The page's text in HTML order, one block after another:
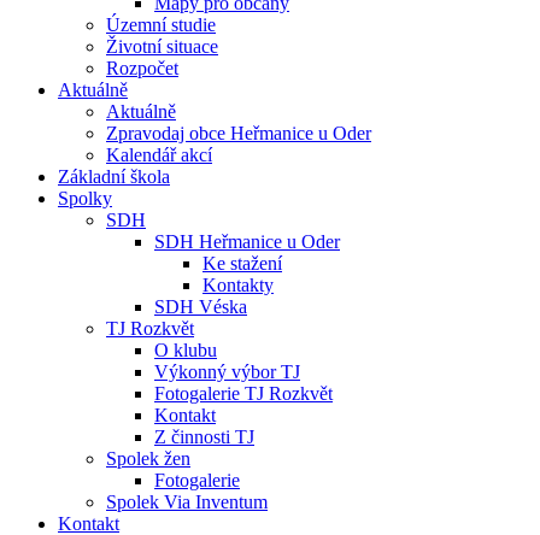
Územní studie
Životní situace
Rozpočet
Aktuálně
Aktuálně
Zpravodaj obce Heřmanice u Oder
Kalendář akcí
Základní škola
Spolky
SDH
SDH Heřmanice u Oder
Ke stažení
Kontakty
SDH Véska
TJ Rozkvět
O klubu
Výkonný výbor TJ
Fotogalerie TJ Rozkvět
Kontakt
Z činnosti TJ
Spolek žen
Fotogalerie
Spolek Via Inventum
Kontakt